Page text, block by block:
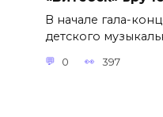
В начале гала-
детского
0 397